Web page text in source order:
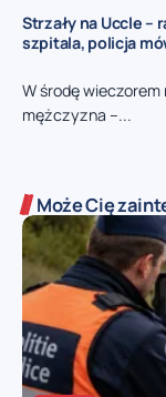
Strzały na Uccle –
szpitala, policja
W środę
mężczyzna –...
Może Cię